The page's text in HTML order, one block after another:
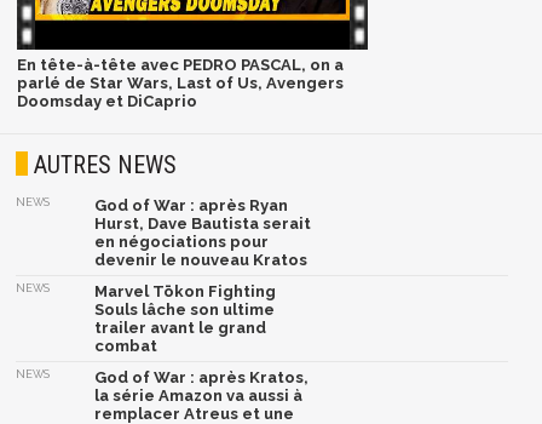
En tête-à-tête avec PEDRO PASCAL, on a
parlé de Star Wars, Last of Us, Avengers
Doomsday et DiCaprio
AUTRES NEWS
NEWS
God of War : après Ryan
Hurst, Dave Bautista serait
en négociations pour
devenir le nouveau Kratos
NEWS
Marvel Tōkon Fighting
Souls lâche son ultime
trailer avant le grand
combat
NEWS
God of War : après Kratos,
la série Amazon va aussi à
remplacer Atreus et une